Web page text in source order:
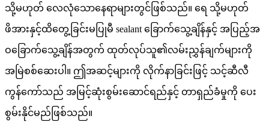
သို့မဟုတ် လေလုံသောနေရာများတွင်ဖြစ်သည်။ ရေ သို့မဟုတ်
ဖိအားနှင့်ထိတွေ့ခြင်းမပြုမီ sealant ခြောက်သွေ့ချိန်နှင့် အပြည့်အ
ဝခြောက်သွေ့ချိန်အတွက် ထုတ်လုပ်သူ၏လမ်းညွှန်ချက်များကို
အမြဲစစ်ဆေးပါ။ ဤအဆင့်များကို လိုက်နာခြင်းဖြင့် သင့်ဆီလီ
ကွန်ကော်သည် အမြင့်ဆုံးစွမ်းဆောင်ရည်နှင့် တာရှည်ခံမှုကို ပေး
စွမ်းနိုင်မည်ဖြစ်သည်။